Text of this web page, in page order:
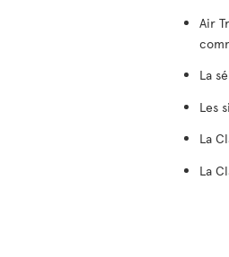
Air
La
Les
La
La